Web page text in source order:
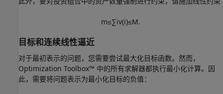
m≤∑iv(i)≤M.
目标和连续线性逼近
对于最初表示的问题，您需要尝试最大化目标函数。然而，
Optimization Toolbox™ 中的所有求解器都执行最小化计算。因
此，需要将问题表示为最小化目标的负值：